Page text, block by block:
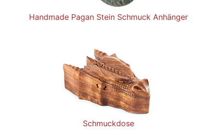
Handmade Pagan Stein Schmuck Anhänger
Schmuckdose